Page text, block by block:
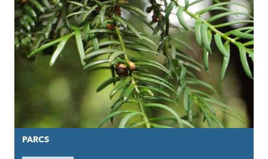
PARCS